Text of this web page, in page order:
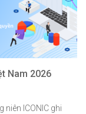
Nam 2026
ICONIC ghi